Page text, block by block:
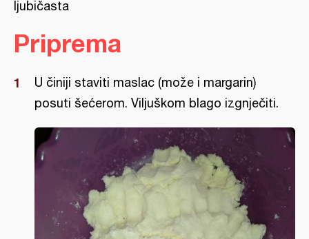
ljubičasta
Priprema
U činiji staviti maslac (može i margarin)
posuti šećerom. Viljuškom blago izgnječiti.